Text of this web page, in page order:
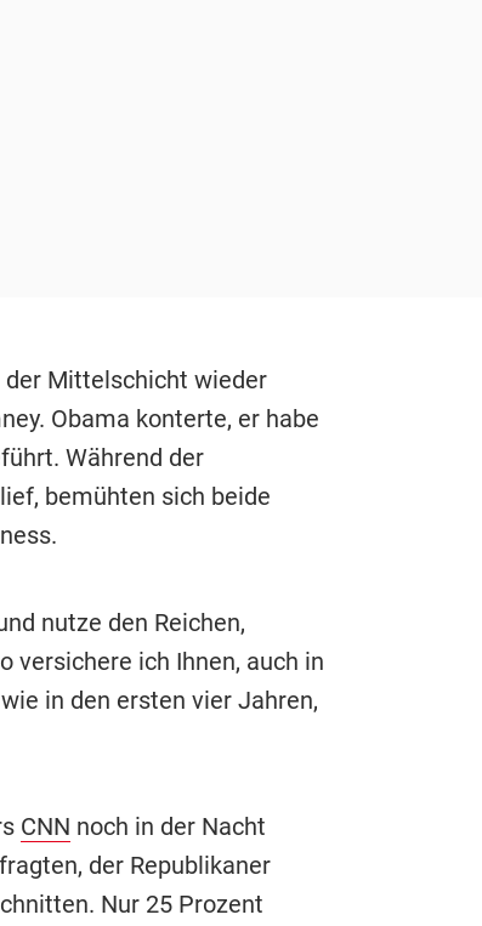
der Mittelschicht wieder
Obama konterte, er habe
Während der
bemühten sich beide
nutze den Reichen,
versichere ich Ihnen, auch in
in den ersten vier Jahren,
CNN noch in der Nacht
der Republikaner
Nur 25 Prozent